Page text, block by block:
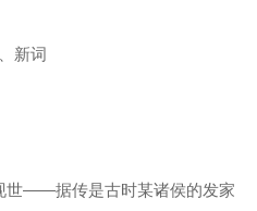
新词
世——据传是古时某诸侯的发家